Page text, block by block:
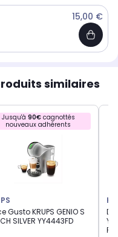
15,00 €
similaires
Jusqu'à 90€cagnottés
nouveaux adhérents
Gusto KRUPS GENIO S
SILVER YY4443FD